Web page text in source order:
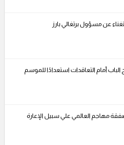
عن مسؤول برتغالي بارز
أمام التعاقدات استعدادًا للموسم
مهاجم العالمي علي سبيل الإعارة